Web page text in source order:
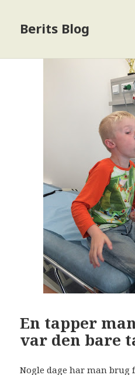
Berits Blog
En tapper
var den bare
Nogle dage har man brug